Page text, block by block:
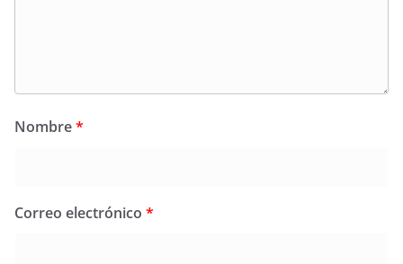
Nombre*
Correo electrónico *